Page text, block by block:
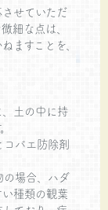
せていただ
細な点は、
ますことを、
土の中に持
バエ防除剤
の場合、ハダ
種類の観葉